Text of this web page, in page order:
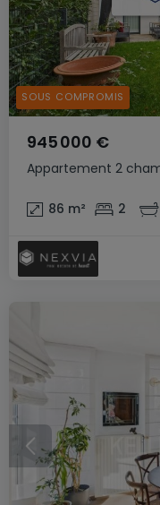
Appartement 2
945 000 €
86 m² 2
SOUS COMPROMIS